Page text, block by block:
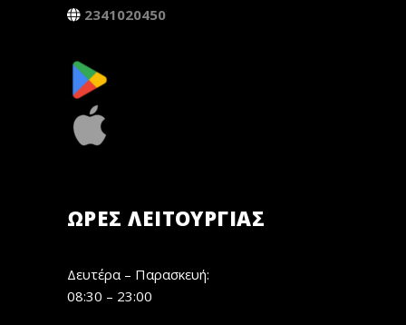
2341020450
ΏΡΕΣ ΛΕΙΤΟΥΡΓΊΑΣ
Δευτέρα – Παρασκευή:
08:30 – 23:00